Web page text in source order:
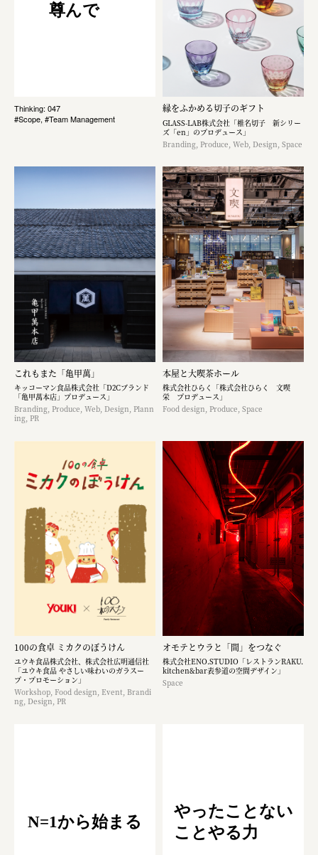
尊んで
Thinking: 047
#Scope, #Team Management
縁をふかめる切子のギフト
GLASS-LAB株式会社「椎名切子 新シリー
ズ「en」のプロデュース」
Branding, Produce, Web, Design, Space
これもまた「亀甲萬」
キッコーマン食品株式会社「D2Cブランド
「亀甲萬本店」プロデュース」
Branding, Produce, Web, Design, Plann
ing, PR
本屋と大喫茶ホール
株式会社ひらく「株式会社ひらく 文喫
栄 プロデュース」
Food design, Produce, Space
100の食卓 ミカクのぼうけん
ユウキ食品株式会社、株式会社広明通信社
「ユウキ食品 やさしい味わいのガラスー
プ・プロモーション」
Workshop, Food design, Event, Brandi
ng, Design, PR
オモテとウラと「間」をつなぐ
株式会社ENO.STUDIO「レストランRAKU.
kitchen&bar表参道の空間デザイン」
Space
N=1から始まる
やったことない
ことやる力